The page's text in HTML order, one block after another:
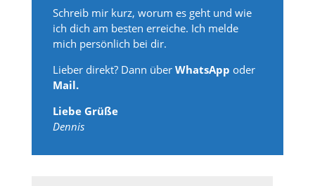
Schreib mir kurz, worum es geht und wie
ich dich am besten erreiche. Ich melde
mich persönlich bei dir.
Lieber direkt? Dann überWhatsApp oder
Mail.
Liebe Grüße
Dennis